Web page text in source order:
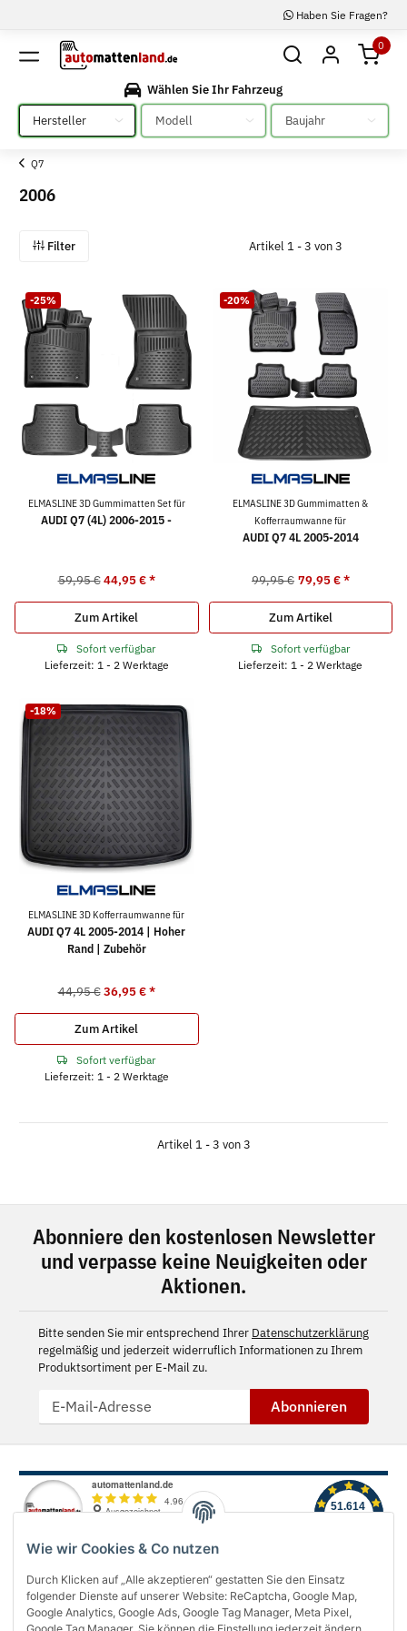
Wie wir Cookies & Co nutzen
Durch Klicken auf „Alle akzeptieren“ gestatten Sie den Einsatz
folgender Dienste auf unserer Website: ReCaptcha, Google Map,
Google Analytics, Google Ads, Google Tag Manager, Meta Pixel,
Haben Sie Fragen?
0
Wählen Sie Ihr Fahrzeug
Bitte auswählen
Bitte auswählen Bitte auswählen
Q7
2006
Filter Artikel 1 - 3 von 3
-25%
ELMASLINE 3D Gummimatten Set für
AUDI Q7 (4L) 2006-2015 -
59,95 € 44,95 €*
Zum Artikel
Sofort verfügbar
Lieferzeit: 1 - 2 Werktage
-20%
ELMASLINE 3D Gummimatten &
Kofferraumwanne für
AUDI Q7 4L 2005-2014
99,95 € 79,95 €*
Zum Artikel
Sofort verfügbar
Lieferzeit: 1 - 2 Werktage
-18%
ELMASLINE 3D Kofferraumwanne für
AUDI Q7 4L 2005-2014 | Hoher
Rand | Zubehör
44,95 € 36,95 €*
Zum Artikel
Sofort verfügbar
Lieferzeit: 1 - 2 Werktage
Artikel 1 - 3 von 3
Abonniere den kostenlosen Newsletter
und verpasse keine Neuigkeiten oder
Aktionen.
Bitte senden Sie mir entsprechend Ihrer Datenschutzerklärung
regelmäßig und jederzeit widerruflich Informationen zu Ihrem
Produktsortiment per E-Mail zu.
Abonnieren
Über uns